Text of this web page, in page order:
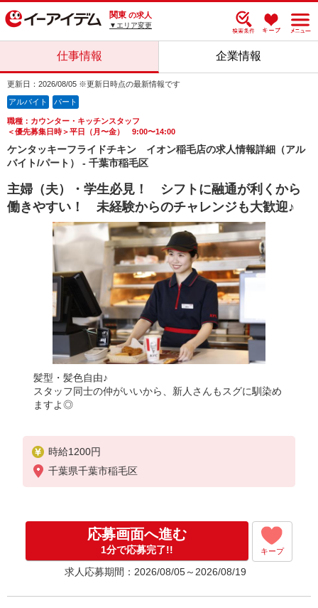
関東 の求人
▼エリア変更
仕事情報 企業情報
更新日：2026/08/05 ※更新日時点の最新情報です
アルバイト パート
職種：カウンター・キッチンスタッフ
＜優先募集日時＞平日（月〜金） 9:00〜14:00
ケンタッキーフライドチキン イオン稲毛店の求人情報詳細（アル
バイト/パート） - 千葉市稲毛区
主婦（夫）・学生必見！ シフトに融通が利くから
働きやすい！ 未経験からのチャレンジも大歓迎♪
髪型・髪色自由♪
スタッフ同士の仲がいいから、新人さんもスグに馴染め
ますよ◎
時給1200円
千葉県千葉市稲毛区
応募画面へ進む
1分で応募完了!! キープ
求人応募期間：2026/08/05～2026/08/19